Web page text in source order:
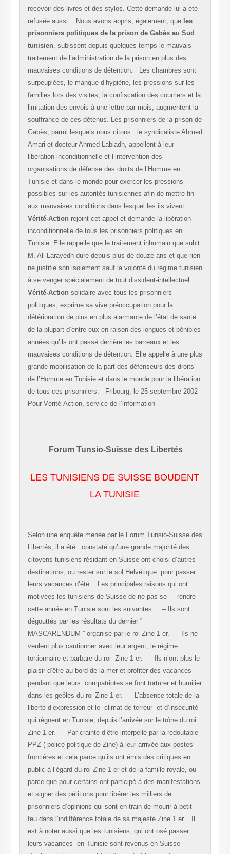
recevoir des livres et des stylos. Cette demande lui a été
refusée aussi. Nous avons appris, également, que les
prisonniers politiques de la prison de Gabès au Sud
tunisien, subissent depuis quelques temps le mauvais
traitement de l’administration de la prison en plus des
mauvaises conditions de détention. Les chambres sont
surpeuplées, le manque d’hygiène, les pressions sur les
familles lors des visites, la confiscation des courriers et la
limitation des envois à une lettre par mois, augmentent la
souffrance de ces détenus. Les prisonniers de la prison de
Gabès, parmi lesquels nous citons : le syndicaliste Ahmed
Amari et docteur Ahmed Labiadh, appellent à leur
libération inconditionnelle et l’intervention des
organisations de défense des droits de l’Homme en
Tunisie et dans le monde pour exercer les pressions
possibles sur les autorités tunisiennes afin de mettre fin
aux mauvaises conditions dans lesquel les ils vivent.
Vérité-Action rejoint cet appel et demande la libération
inconditionnelle de tous les prisonniers politiques en
Tunisie. Elle rappelle que le traitement inhumain que subit
M. Ali Larayedh dure depuis plus de douze ans et que rien
ne justifie son isolement sauf la volonté du régime tunisien
à se venger spécialement de tout dissident-intellectuel.
Vérité-Action solidaire avec tous les prisonniers
politiques, exprime sa vive préoccupation pour la
détérioration de plus en plus alarmante de l’état de santé
de la plupart d’entre-eux en raison des longues et pénibles
années qu’ils ont passé derrière les barreaux et les
mauvaises conditions de détention. Elle appelle à une plus
grande mobilisation de la part des défenseurs des droits
de l’Homme en Tunisie et dans le monde pour la libération
de tous ces prisonniers. Fribourg, le 25 septembre 2002
Pour Vérité-Action, service de l’information
Forum Tunsio-Suisse des Libertés
LES TUNISIENS DE SUISSE BOUDENT
LA TUNISIE
Selon une enquête menée par le Forum Tunsio-Suisse des
Libertés, il a été constaté qu’une grande majorité des
citoyens tunisiens résidant en Suisse ont choisi d’autres
destinations, ou rester sur le sol Helvétique pour passer
leurs vacances d’été. Les principales raisons qui ont
motivées les tunisiens de Suisse de ne pas se rendre
cette année en Tunisie sont les suivantes : – Ils sont
dégouttés par les résultats du dernier ”
MASCARENDUM ” organisé par le roi Zine 1 er. – Ils ne
veulent plus cautionner avec leur argent, le régime
tortionnaire et barbare du roi Zine 1 er. – Ils n’ont plus le
plaisir d’être au bord de la mer et profiter des vacances
pendant que leurs compatriotes se font torturer et humilier
dans les geôles du roi Zine 1 er. – L’absence totale de la
liberté d’expression et le climat de terreur et d’insécurité
qui règnent en Tunisie, depuis l’arrivée sur le trône du roi
Zine 1 er. – Par crainte d’être interpellé par la redoutable
PPZ ( police politique de Zine) à leur arrivée aux postes
frontières et cela parce qu’ils ont émis des critiques en
public à l’égard du roi Zine 1 er et de la famille royale, ou
parce que pour certains ont participé à des manifestations
et signer des pétitions pour libérer les milliers de
prisonniers d’opinions qui sont en train de mourir à petit
feu dans l’indifférence totale de sa majesté Zine 1 er. Il
est à noter aussi que les tunisiens, qui ont osé passer
leurs vacances en Tunisie sont revenus en Suisse